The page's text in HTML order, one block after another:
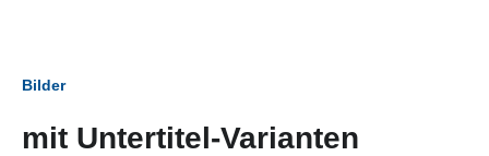
Bilder
mit Untertitel-Varianten